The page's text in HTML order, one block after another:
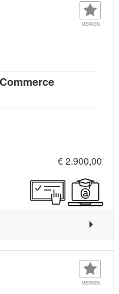
MERKEN
ECM - E-
€ 2.900,00
MERKEN